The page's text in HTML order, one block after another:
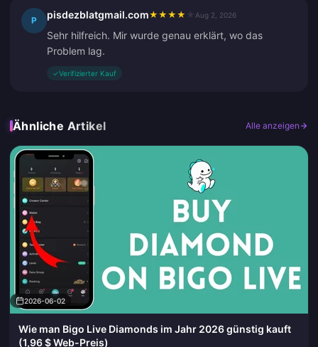
P pisdezblatgmail.com★ ★ ★ ★ Aug 2, 2026
Sehr hilfreich. Mir wurde genau erklärt, wo das
Problem lag.
✓Verifizierter Kauf
Ähnliche Artikel Alle anzeigen
2026-06-02
Wie man Bigo Live Diamonds im Jahr 2026 günstig kauft
(1,96 $ Web-Preis)